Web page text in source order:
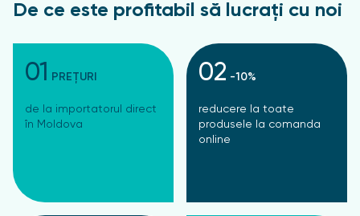
De ce este profitabil să lucrați cu noi
01 PREȚURI
de la importatorul direct
în Moldova
02 -10%
reducere la toate
produsele la comanda
online